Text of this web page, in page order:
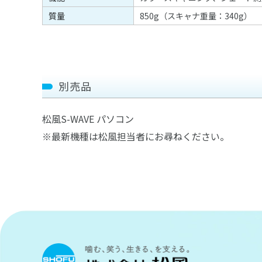
質量
850g（スキャナ重量：340g）
別売品
松風S-WAVE パソコン
※最新機種は松風担当者にお尋ねください。